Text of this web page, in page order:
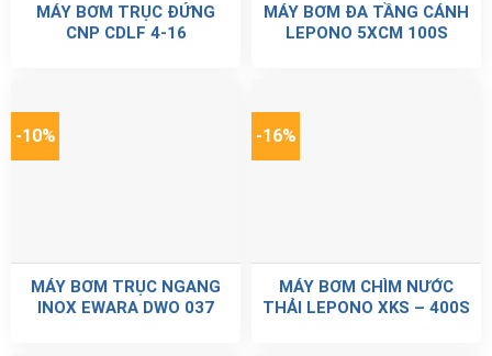
MÁY BƠM TRỤC ĐỨNG
CNP CDLF 4-16
MÁY BƠM ĐA TẦNG CÁNH
LEPONO 5XCM 100S
-10%
MÁY BƠM TRỤC NGANG
INOX EWARA DWO 037
-16%
MÁY BƠM CHÌM NƯỚC
THẢI LEPONO XKS – 400S